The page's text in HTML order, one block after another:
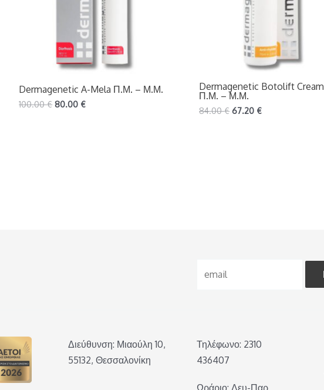
Dermagenetic A-Mela Π.Μ. – Μ.Μ.
100.00€ 80.00 €
Dermagenetic Botolift Cream
Π.Μ. – Μ.Μ.
84.00€ 67.20 €
Διεύθυνση: Μιαούλη 10,
55132, Θεσσαλονίκη
Τηλέφωνο: 2310
436407
Ωράριο: Δευ-Παρ